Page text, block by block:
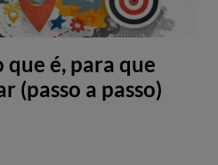
é, para que
(passo a passo)